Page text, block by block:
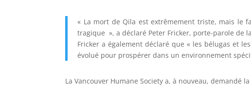
« La mort de Qila est extrêmement triste, mais le
tragique », a déclaré Peter Fricker, porte-parole de
Fricker a également déclaré que « les bélugas et
évolué pour prospérer dans un environnement
La Vancouver Humane Society a, à nouveau, demandé